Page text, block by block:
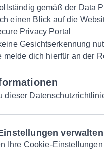
gemäß der Data
einen Blick auf die
Privacy Portal
Gesichtserkennung
melde dich hierfür an der
dieser
verwalten
Ihre Cookie-